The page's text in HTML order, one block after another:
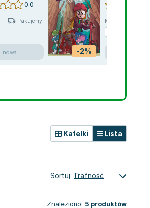
0.0
Pakujemy 10.08
nowa -2%
Miękka
Nowa
Kafelki Lista
Sortuj: Trafność
Znaleziono: 5 produktów